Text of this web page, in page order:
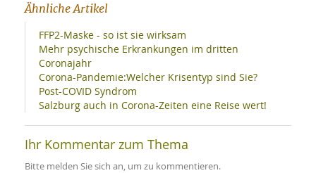
Ähnliche Artikel
FFP2-Maske - so ist sie wirksam
Mehr psychische Erkrankungen im dritten
Coronajahr
Corona-Pandemie:Welcher Krisentyp sind Sie?
Post-COVID Syndrom
Salzburg auch in Corona-Zeiten eine Reise wert!
Ihr Kommentar zum Thema
Bitte melden Sie sich an, um zu kommentieren.